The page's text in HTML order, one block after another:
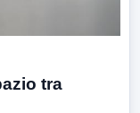
tra